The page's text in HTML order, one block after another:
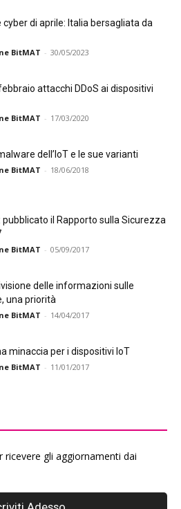
cyber di aprile: Italia bersagliata da
BitMAT - 30/05/2023
attacchi DDoS ai dispositivi
BitMAT - 17/03/2020
dell’IoT e le sue varianti
BitMAT - 18/06/2018
pubblicato il Rapporto sulla Sicurezza
BitMAT - 05/09/2017
delle informazioni sulle
una priorità
BitMAT - 14/04/2017
minaccia per i dispositivi IoT
BitMAT - 11/01/2017
ricevere gli aggiornamenti dai